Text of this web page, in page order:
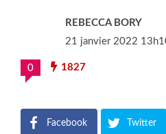
REBECCA BORY
21 janvier 2022
0 1827
Facebook Twitter